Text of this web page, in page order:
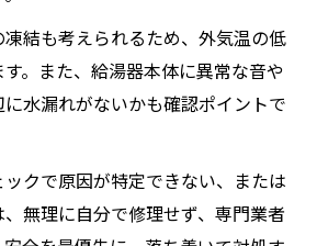
結も考えられるため、外気温の低
。また、給湯器本体に異常な音や
水漏れがないかも確認ポイントで
クで原因が特定できない、または
無理に自分で修理せず、専門業者